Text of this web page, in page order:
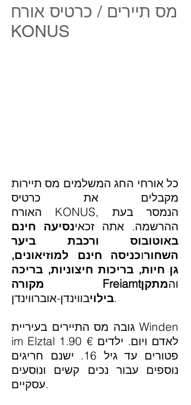
מס תיירים / כרטיס אורח
KONUS
כל אורחי החג המשלמים מס תיירות
מקבלים את כרטיס
האורח KONUS, הנמסר בעת
ההרשמה. אתה זכאינסיעה חינם
באוטובוס ורכבת ביער
השחורוכניסה חינם למוזיאונים,
גן חיות, בריכות חיצוניות, בריכה
מקורה Freiamt
והמתקן
בילויבווינדן-אוברווינדן.
גובה מס התיירים בעיריית Winden
im Elztal 1.90 € לאדם ויום. ילדים
פטורים עד גיל 16. ישנם חריגים
נוספים עבור נכים קשים ונוסעים
עסקיים.